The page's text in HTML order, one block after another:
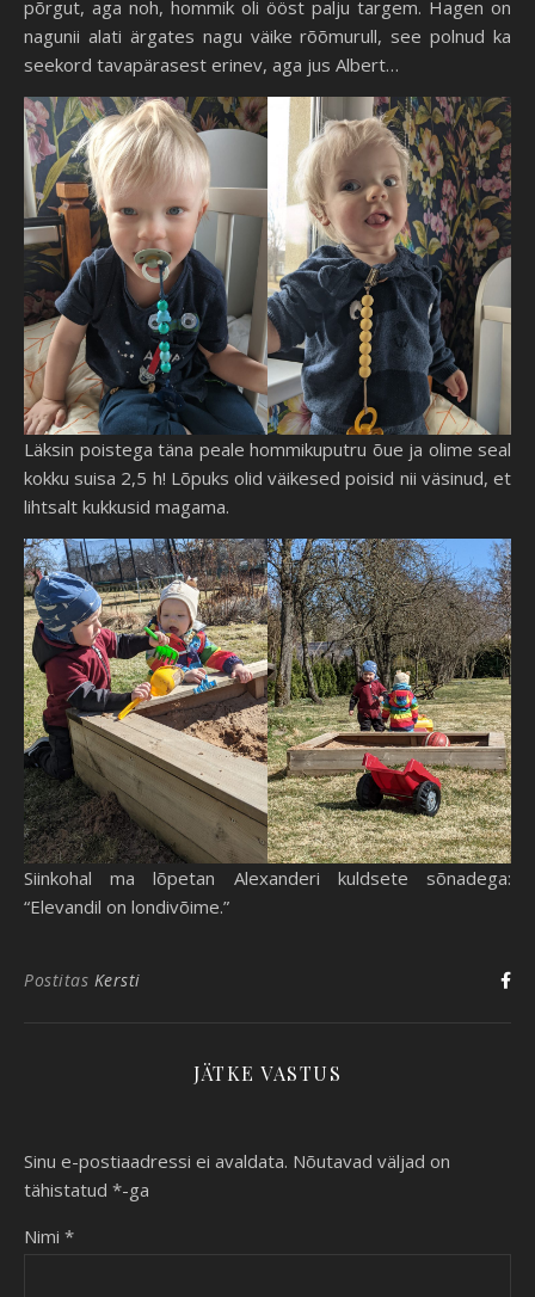
põrgut, aga noh, hommik oli ööst palju targem. Hagen on
nagunii alati ärgates nagu väike rõõmurull, see polnud ka
seekord tavapärasest erinev, aga jus Albert…
Läksin poistega täna peale hommikuputru õue ja olime seal
kokku suisa 2,5 h! Lõpuks olid väikesed poisid nii väsinud, et
lihtsalt kukkusid magama.
Siinkohal ma lõpetan Alexanderi kuldsete sõnadega:
“Elevandil on londivõime.”
Postitas Kersti
JÄTKE VASTUS
Sinu e-postiaadressi ei avaldata. Nõutavad väljad on
tähistatud *-ga
Nimi *